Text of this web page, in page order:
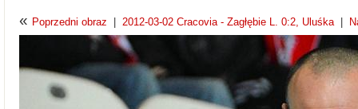
« Poprzedni obraz 2012-03-02 Cracovia - Zagłębie L. 0:2, Uluśka